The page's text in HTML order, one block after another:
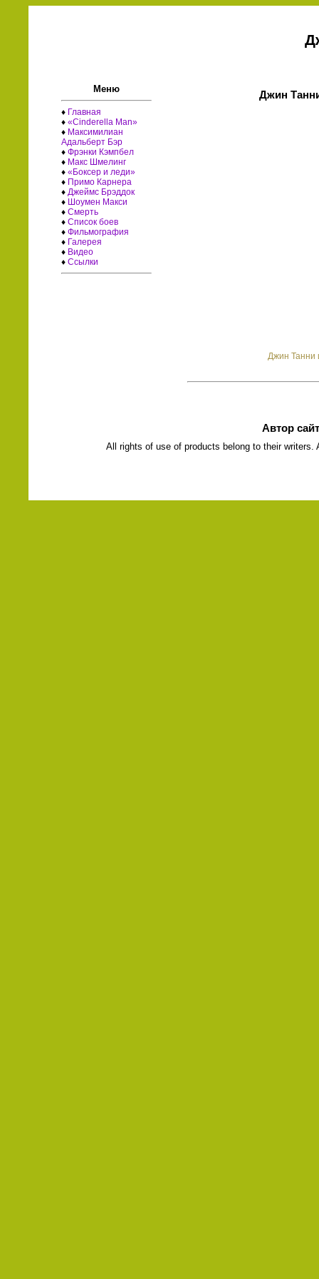
Меню
♦ Главная
♦«Cinderella Man»
♦ Максимилиан
Адальберт Бэр
♦Фрэнки Кэмпбел
♦ Макс Шмелинг
♦«Боксер и леди»
♦ Примо Карнера
♦ Джеймс Брэддок
♦ Шоумен Макси
♦Смерть
♦Список боев
♦Фильмография
♦ Галерея
♦ Видео
♦Ссылки
Джин
Джин Танни
Автор
All rights of use of products belong to their